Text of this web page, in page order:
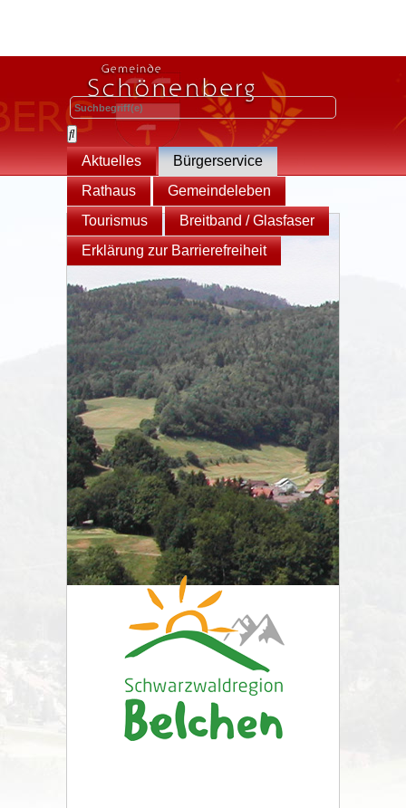
Aktuelles
Bürgerservice
Rathaus
Gemeindeleben
Tourismus
Breitband / Glasfaser
Erklärung zur Barrierefreiheit